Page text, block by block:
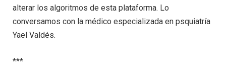
alterar los algoritmos de esta plataforma. Lo
conversamos con la médico especializada en psquiatría
Yael Valdés.
***